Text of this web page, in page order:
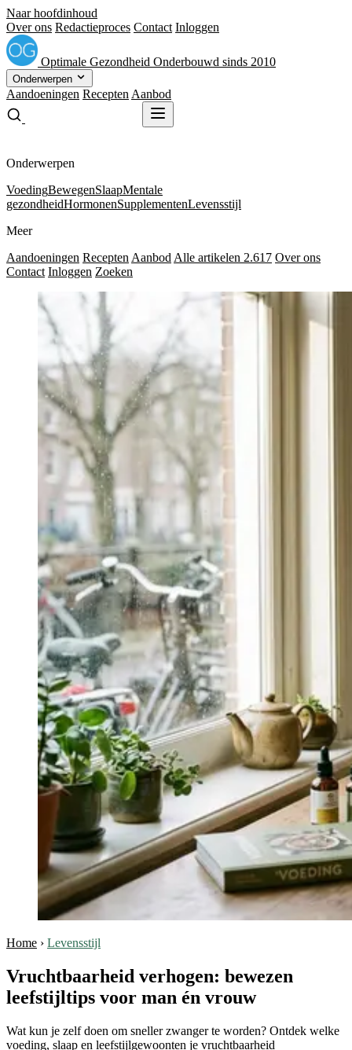
Naar hoofdinhoud
Over ons Redactieproces Contact Inloggen
Optimale Gezondheid Onderbouwd sinds 2010
Onderwerpen
Aandoeningen Recepten Aanbod
Onderwerpen
VoedingBewegenSlaapMentale
gezondheidHormonenSupplementenLevensstijl
Meer
Aandoeningen Recepten Aanbod Alle artikelen 2.617 Over ons
Contact Inloggen Zoeken
Home › Levensstijl
Vruchtbaarheid verhogen: bewezen
leefstijltips voor man én vrouw
Wat kun je zelf doen om sneller zwanger te worden? Ontdek welke
voeding, slaap en leefstijlgewoonten je vruchtbaarheid